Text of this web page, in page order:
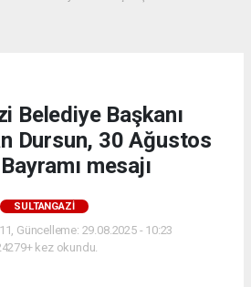
Belediye Başkanı
Dursun, 30 Ağustos
mesajı
SULTANGAZI
Güncelleme: 29.08.2025 - 10:23
kez okundu.